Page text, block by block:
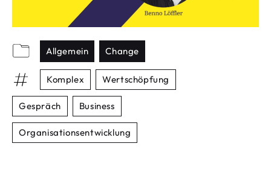
Allgemein Change
Komplex Wertschöpfung
Gespräch Business
Organisationsentwicklung